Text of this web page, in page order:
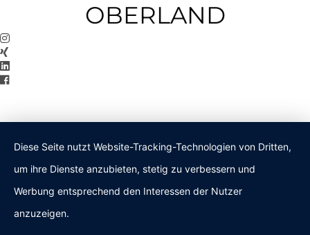
OBERLAND
Diese Seite nutzt Website-Tracking-Technologien von Dritten,
um ihre Dienste anzubieten, stetig zu verbessern und
Werbung entsprechend den Interessen der Nutzer
anzuzeigen.